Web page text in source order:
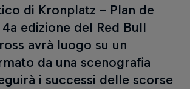
di Kronplatz - Plan de
edizione del Red Bull
avrà luogo su un
da una scenografia
i successi delle scorse